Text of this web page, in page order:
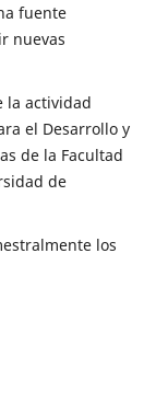
fuente
nuevas
la actividad
el Desarrollo y
de la Facultad
de
los